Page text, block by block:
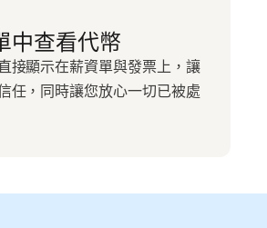
中查看代幣
接顯示在薪資單與發票上，讓
任，同時讓您放心一切已被處